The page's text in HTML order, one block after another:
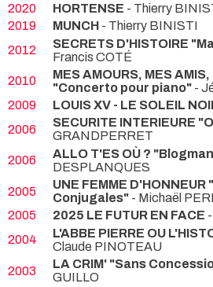
2020
HORTENSE - Thierry
2019
MUNCH - Thierry BINISTI
2012
SECRETS D'HISTOIRE
Francis COTÉ
2010
MES AMOURS, MES
"Concerto pour piano" -
2009
LOUIS XV - LE SOLEIL
2006
SECURITE INTERIEURE
GRANDPERRET
2006
ALLO T'ES OÙ ?
DESPLANQUES
2005
UNE FEMME
Conjugales" - Michaël
2005
2025 LE FUTUR EN FACE
2004
L'ABBE PIERRE OU
Claude PINOTEAU
2003
LA CRIM' "Sans
GUILLO